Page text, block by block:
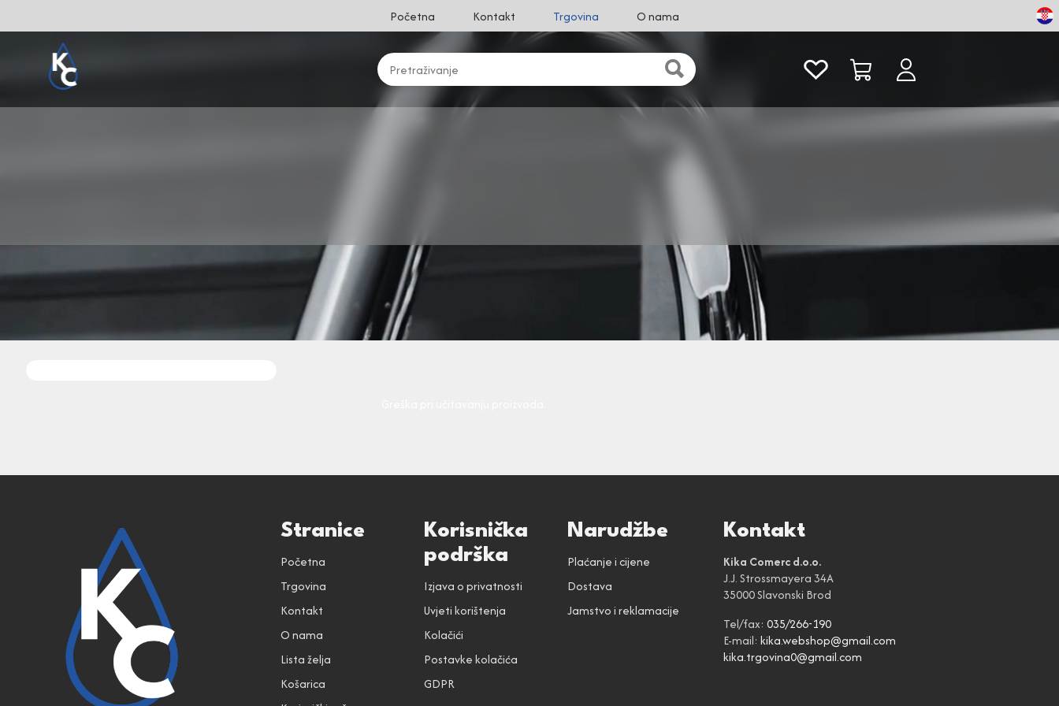
Početna Kontakt Trgovina O nama
Stranice
Početna
Trgovina
Kontakt
O nama
Lista želja
Košarica
Korisnička
podrška
Izjava o privatnosti
Uvjeti korištenja
Kolačići
Postavke kolačića
GDPR
Narudžbe
Plaćanje i cijene
Dostava
Jamstvo i reklamacije
Kontakt
Kika Comerc d.o.o.
J.J. Strossmayera 34A
35000 Slavonski Brod
Tel/fax: 035/266-190
E-mail: kika.webshop@gmail.com
kika.trgovina0@gmail.com